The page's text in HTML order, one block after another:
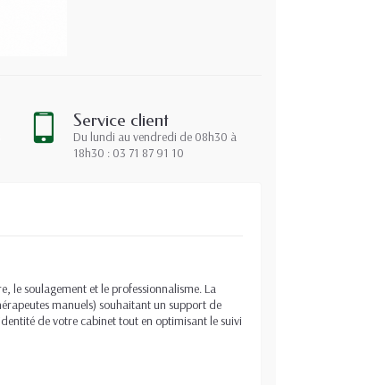
Service client
Du lundi au vendredi de 08h30 à
18h30 : 03 71 87 91 10
le soulagement et le professionnalisme. La
manuels) souhaitant un support de
de votre cabinet tout en optimisant le suivi